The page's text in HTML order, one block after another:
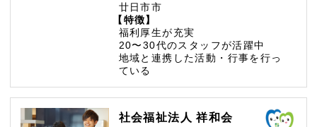
廿日市市
【特徴】
福利厚生が充実
20〜30代のスタッフが活躍中
地域と連携した活動・行事を行っ
ている
社会福祉法人 祥和会